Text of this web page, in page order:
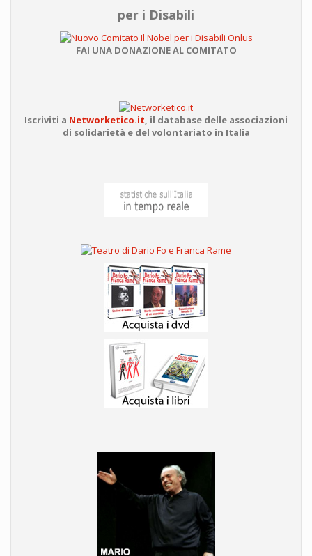
per i Disabili
FAI UNA DONAZIONE AL COMITATO
Iscriviti a Networketico.it, il database delle associazioni
di solidarietà e del volontariato in Italia